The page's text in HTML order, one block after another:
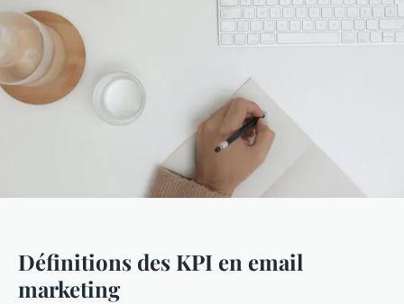
Définitions des KPI en email
marketing